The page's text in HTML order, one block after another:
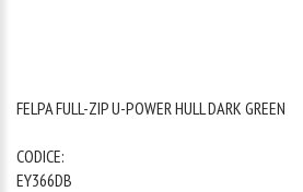
FELPA FULL-ZIP U-POWER HULL DARK GREEN
CODICE:
EY366DB